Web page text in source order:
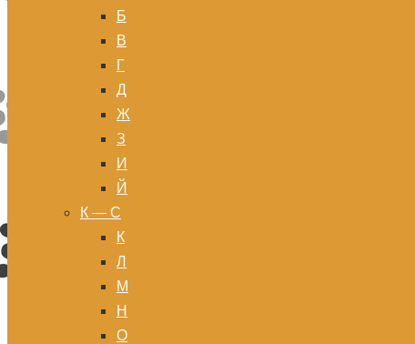
Б
В
Г
Д
Ж
З
И
Й
К — С
К
Л
М
Н
О